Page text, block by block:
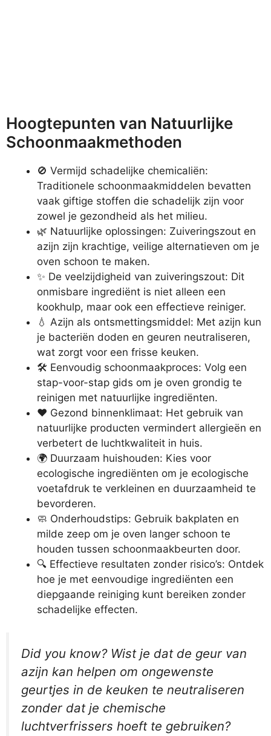
Hoogtepunten van Natuurlijke
Schoonmaakmethoden
🚫 Vermijd schadelijke chemicaliën:
Traditionele schoonmaakmiddelen bevatten
vaak giftige stoffen die schadelijk zijn voor
zowel je gezondheid als het milieu.
🌿 Natuurlijke oplossingen: Zuiveringszout en
azijn zijn krachtige, veilige alternatieven om je
oven schoon te maken.
✨ De veelzijdigheid van zuiveringszout: Dit
onmisbare ingrediënt is niet alleen een
kookhulp, maar ook een effectieve reiniger.
💧 Azijn als ontsmettingsmiddel: Met azijn kun
je bacteriën doden en geuren neutraliseren,
wat zorgt voor een frisse keuken.
🛠️ Eenvoudig schoonmaakproces: Volg een
stap-voor-stap gids om je oven grondig te
reinigen met natuurlijke ingrediënten.
❤️ Gezond binnenklimaat: Het gebruik van
natuurlijke producten vermindert allergieën en
verbetert de luchtkwaliteit in huis.
🌍 Duurzaam huishouden: Kies voor
ecologische ingrediënten om je ecologische
voetafdruk te verkleinen en duurzaamheid te
bevorderen.
🧼 Onderhoudstips: Gebruik bakplaten en
milde zeep om je oven langer schoon te
houden tussen schoonmaakbeurten door.
🔍 Effectieve resultaten zonder risico’s: Ontdek
hoe je met eenvoudige ingrediënten een
diepgaande reiniging kunt bereiken zonder
schadelijke effecten.
Did you know? Wist je dat de geur van
azijn kan helpen om ongewenste
geurtjes in de keuken te neutraliseren
zonder dat je chemische
luchtverfrissers hoeft te gebruiken?